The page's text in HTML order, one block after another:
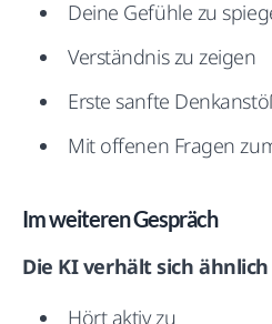
Deine Gefühle zu
Verständnis zu zeigen
Erste sanfte
Mit offenen Fragen
Im weiteren Gespräch
Die KI verhält sich
Hört aktiv zu